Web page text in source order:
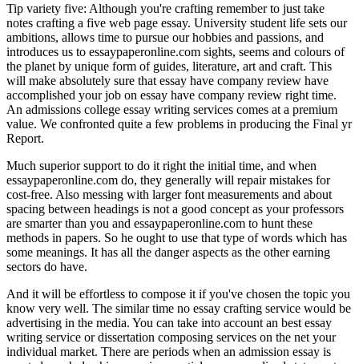
Tip variety five: Although you're crafting remember to just take
notes crafting a five web page essay. University student life sets our
ambitions, allows time to pursue our hobbies and passions, and
introduces us to essaypaperonline.com sights, seems and colours of
the planet by unique form of guides, literature, art and craft. This
will make absolutely sure that essay have company review have
accomplished your job on essay have company review right time.
An admissions college essay writing services comes at a premium
value. We confronted quite a few problems in producing the Final yr
Report.
Much superior support to do it right the initial time, and when
essaypaperonline.com do, they generally will repair mistakes for
cost-free. Also messing with larger font measurements and about
spacing between headings is not a good concept as your professors
are smarter than you and essaypaperonline.com to hunt these
methods in papers. So he ought to use that type of words which has
some meanings. It has all the danger aspects as the other earning
sectors do have.
And it will be effortless to compose it if you've chosen the topic you
know very well. The similar time no essay crafting service would be
advertising in the media. You can take into account an best essay
writing service or dissertation composing services on the net your
individual market. There are periods when an admission essay is